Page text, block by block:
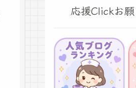
応援Clickお